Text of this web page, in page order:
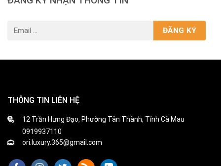
THÔNG TIN LIÊN HỆ
12 Trần Hưng Đạo, Phường Tân Thành, Tỉnh Cà Mau
0919937110
ori.luxury.365@gmail.com